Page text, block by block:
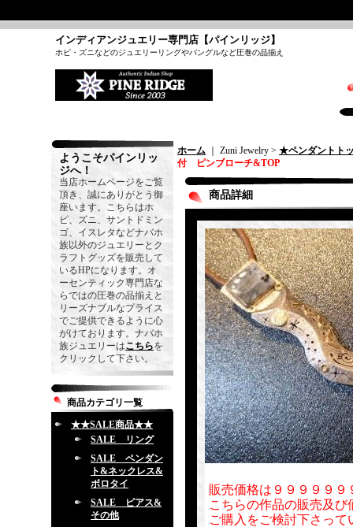
インディアンジュエリー専門店【パインリッジ】
ホピ・ズニなどのジュエリーリングやバングルなど圧巻の品揃え
ようこそパインリッ
ジへ！
当店ホームページをご覧
頂き、誠にありがとう御
座います。こちらはホ
ピ、ズニ、サントドミン
ゴ、イスレタなどナバホ
族以外のジュエリーとク
ラフトグッズを販売して
いるHPになります。オ
ーセンティック専門店な
らではの圧巻の品揃えと
リーズナブルなプライス
でご提供できるように心
がけております。ナバホ
族ジュエリーはこちらを
クリックして下さい。
商品カテゴリ一覧
★★SALE商品★★
SALE リング
SALE ペンダン
ト&ネックレス&
ボロタイ
SALE ピアス&
その他
ホーム ｜ Zuni Jewelry > ★ペンダントト
付 ピンブローチ&TOP
商品詳細
販売価格は９９９９９
こちらの作品の販売及
ご購入をご検討下さっ